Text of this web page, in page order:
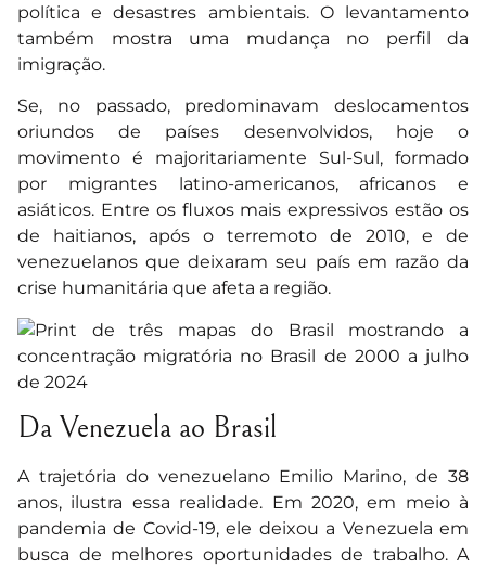
política e desastres ambientais. O levantamento
também mostra uma mudança no perfil da
imigração.
Se, no passado, predominavam deslocamentos
oriundos de países desenvolvidos, hoje o
movimento é majoritariamente Sul-Sul, formado
por migrantes latino-americanos, africanos e
asiáticos. Entre os fluxos mais expressivos estão os
de haitianos, após o terremoto de 2010, e de
venezuelanos que deixaram seu país em razão da
crise humanitária que afeta a região.
Da Venezuela ao Brasil
A trajetória do venezuelano Emilio Marino, de 38
anos, ilustra essa realidade. Em 2020, em meio à
pandemia de Covid-19, ele deixou a Venezuela em
busca de melhores oportunidades de trabalho. A